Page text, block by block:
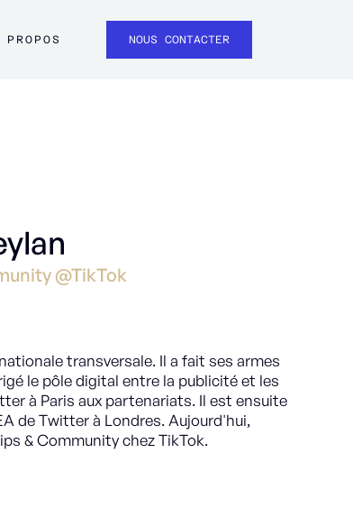
NOUS CONTACTER
@TikTok
transversale. Il a fait ses armes
le pôle digital entre la publicité et les
à Paris aux partenariats. Il est ensuite
de Twitter à Londres. Aujourd'hui,
& Community chez TikTok.